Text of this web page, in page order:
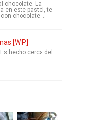
chocolate. La
en este pastel, te
chocolate ...
[WIP]
hecho cerca del